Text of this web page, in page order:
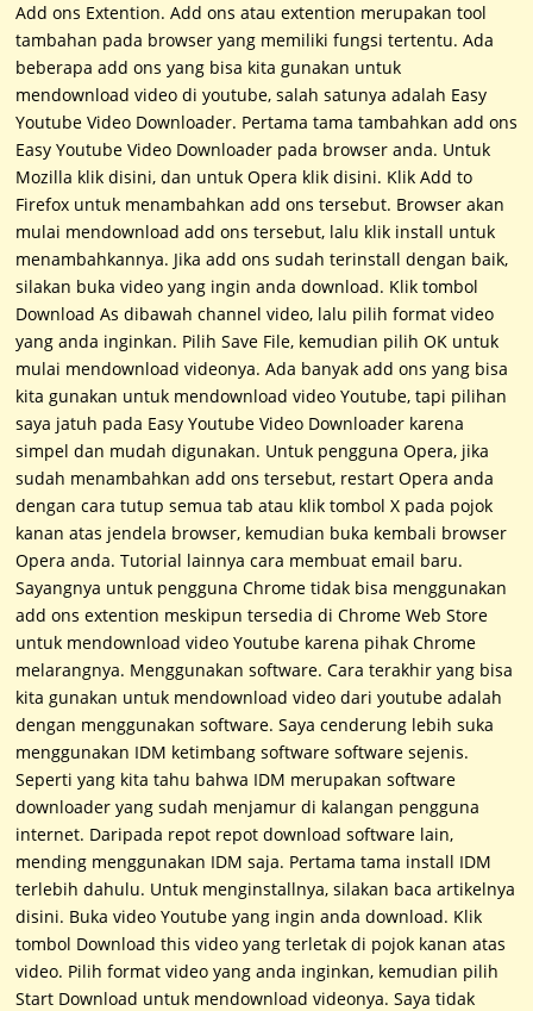
Add ons Extention. Add ons atau extention merupakan tool
tambahan pada browser yang memiliki fungsi tertentu. Ada
beberapa add ons yang bisa kita gunakan untuk
mendownload video di youtube, salah satunya adalah Easy
Youtube Video Downloader. Pertama tama tambahkan add ons
Easy Youtube Video Downloader pada browser anda. Untuk
Mozilla klik disini, dan untuk Opera klik disini. Klik Add to
Firefox untuk menambahkan add ons tersebut. Browser akan
mulai mendownload add ons tersebut, lalu klik install untuk
menambahkannya. Jika add ons sudah terinstall dengan baik,
silakan buka video yang ingin anda download. Klik tombol
Download As dibawah channel video, lalu pilih format video
yang anda inginkan. Pilih Save File, kemudian pilih OK untuk
mulai mendownload videonya. Ada banyak add ons yang bisa
kita gunakan untuk mendownload video Youtube, tapi pilihan
saya jatuh pada Easy Youtube Video Downloader karena
simpel dan mudah digunakan. Untuk pengguna Opera, jika
sudah menambahkan add ons tersebut, restart Opera anda
dengan cara tutup semua tab atau klik tombol X pada pojok
kanan atas jendela browser, kemudian buka kembali browser
Opera anda. Tutorial lainnya cara membuat email baru.
Sayangnya untuk pengguna Chrome tidak bisa menggunakan
add ons extention meskipun tersedia di Chrome Web Store
untuk mendownload video Youtube karena pihak Chrome
melarangnya. Menggunakan software. Cara terakhir yang bisa
kita gunakan untuk mendownload video dari youtube adalah
dengan menggunakan software. Saya cenderung lebih suka
menggunakan IDM ketimbang software software sejenis.
Seperti yang kita tahu bahwa IDM merupakan software
downloader yang sudah menjamur di kalangan pengguna
internet. Daripada repot repot download software lain,
mending menggunakan IDM saja. Pertama tama install IDM
terlebih dahulu. Untuk menginstallnya, silakan baca artikelnya
disini. Buka video Youtube yang ingin anda download. Klik
tombol Download this video yang terletak di pojok kanan atas
video. Pilih format video yang anda inginkan, kemudian pilih
Start Download untuk mendownload videonya. Saya tidak